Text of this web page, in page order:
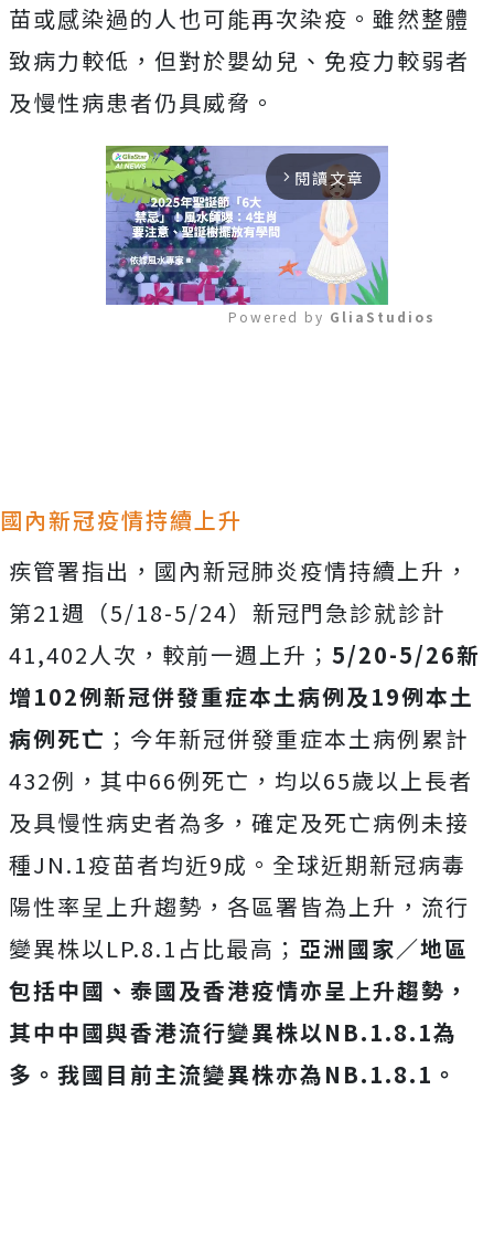
苗或感染過的人也可能再次染疫。雖然整體
致病力較低，但對於嬰幼兒、免疫力較弱者
及慢性病患者仍具威脅。
arrow_forward_ios 閱讀文章
Powered by GliaStudios
國內新冠疫情持續上升
疾管署指出，國內新冠肺炎疫情持續上升，
第21週（5/18-5/24）新冠門急診就診計
41,402人次，較前一週上升； 5/20-5/26新
增102例新冠併發重症本土病例及19例本土
病例死亡 ；今年新冠併發重症本土病例累計
432例，其中66例死亡，均以65歲以上長者
及具慢性病史者為多，確定及死亡病例未接
種JN.1疫苗者均近9成。全球近期新冠病毒
陽性率呈上升趨勢，各區署皆為上升，流行
變異株以LP.8.1占比最高； 亞洲國家／地區
包括中國、泰國及香港疫情亦呈上升趨勢，
其中中國與香港流行變異株以NB.1.8.1為
多。我國目前主流變異株亦為NB.1.8.1。